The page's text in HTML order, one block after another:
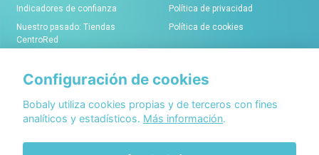
Indicadores de confianza
Nuestro pasado: Tiendas
CentroRed
Política de privacidad
Política de cookies
Comerciantes
Alta de tiendas online
Condiciones de alta
Conócenos
Acerca de Bobaly Partners
Partner eCommerce
Configuración de cookies
Bobaly utiliza cookies propias y de terceros con fines
analíticos y estadísticos. Más información.